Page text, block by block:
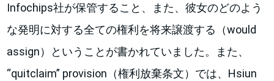
Infochips社が保管すること、また、彼女のどのよう
な発明に対する全ての権利を将来譲渡する（would
assign）ということが書かれていました。また、
“quitclaim” provision（権利放棄条文）では、Hsiun